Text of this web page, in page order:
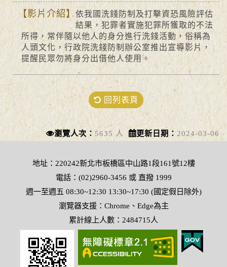
影片介紹
依我國洗錢防制及打擊資恐風險評估
結果，犯罪者實施犯罪所獲取的不法
所得，常伴隨以他人的身分進行洗錢活動，俗稱為
人頭文化，行政院洗錢防制辦公室推出宣導影片，
提醒民眾勿將身分出借他人使用。
回列表頁
瀏覽人次：5635 人 更新日期： 2024-03-06
地址：220242新北市板橋區中山路1段161號12樓
電話：(02)2960-3456 或 直撥 1999
週一至週五 08:30~12:30 13:30~17:30 (國定假日除外)
瀏覽器支援：Chrome、Edge為主
累計線上人數：2484715人